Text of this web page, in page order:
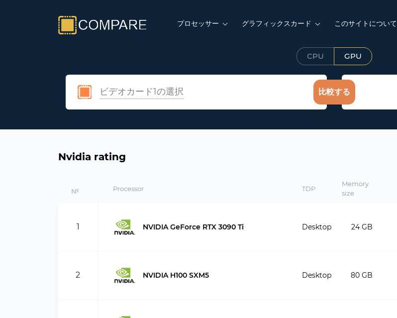
プロセッサー グラフィックスカード このサイトについて
CPU GPU
ビデオカード1の選択 比較する
Nvidia rating
№ Processor TDP
Memory
size
1 NVIDIA GeForce RTX 3090 Ti Desktop 24 GB
2 NVIDIA H100 SXM5 Desktop 80 GB